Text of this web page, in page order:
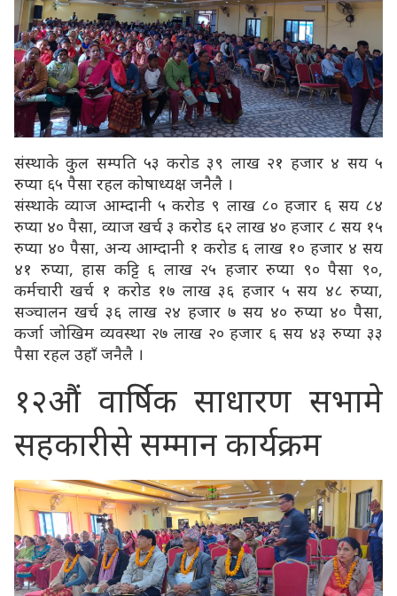
संस्थाके कुल सम्पति ५३ करोड ३९ लाख २१ हजार ४ सय ५
रुप्या ६५ पैसा रहल कोषाध्यक्ष जनैलै ।
संस्थाके व्याज आम्दानी ५ करोड ९ लाख ८० हजार ६ सय ८४
रुप्या ४० पैसा, व्याज खर्च ३ करोड ६२ लाख ४० हजार ८ सय १५
रुप्या ४० पैसा, अन्य आम्दानी १ करोड ६ लाख १० हजार ४ सय
४१ रुप्या, हास कट्टि ६ लाख २५ हजार रुप्या ९० पैसा ९०,
कर्मचारी खर्च १ करोड १७ लाख ३६ हजार ५ सय ४८ रुप्या,
सञ्चालन खर्च ३६ लाख २४ हजार ७ सय ४० रुप्या ४० पैसा,
कर्जा जोखिम व्यवस्था २७ लाख २० हजार ६ सय ४३ रुप्या ३३
पैसा रहल उहाँ जनैलै ।
१२औं वार्षिक साधारण सभामे
सहकारीसे सम्मान कार्यक्रम